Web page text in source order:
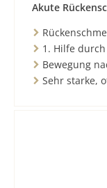
Akute
1. Hilfe
Bewegung
Sehr starke,